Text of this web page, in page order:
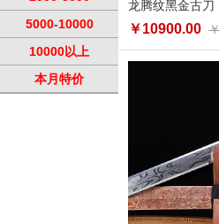
5000-10000
10000以上
本月特价
龙腾纹黑金古刀
￥10900.00